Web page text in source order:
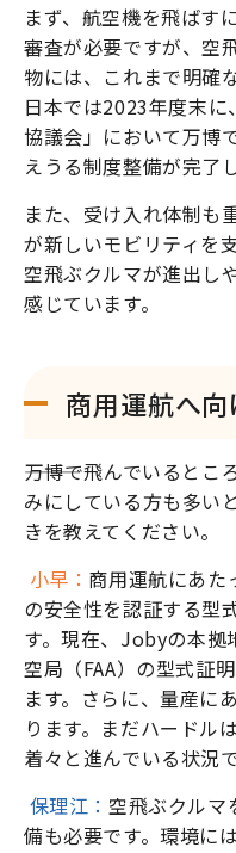
まず、航空機を飛ばす
審査が必要ですが、空
物には、これまで明確
日本では2023年度末
協議会」において万博
えうる制度整備が完了
また、受け入れ体制も
が新しいモビリティを
空飛ぶクルマが進出し
感じています。
商用運航へ
―――万博で飛んでいると
みにしている方も多い
きを教えてください。
小早： 商用運航にあた
の安全性を認証する型
す。現在、Jobyの本拠
空局（FAA）の型式証
ます。さらに、量産に
ります。まだハードル
着々と進んでいる状況で
保理江： 空飛ぶクルマ
備も必要です。環境に